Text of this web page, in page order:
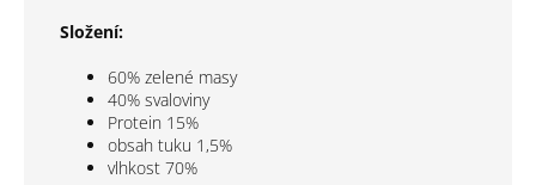
Složení:
60% zelené masy
40% svaloviny
Protein 15%
obsah tuku 1,5%
vlhkost 70%